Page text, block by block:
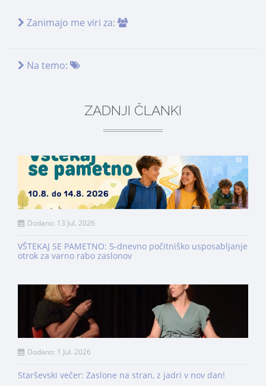
Zanimajo me viri za:
Na temo:
ZADNJI ČLANKI
Dodano: 13 Jul. 2026
VŠTEKAJ SE PAMETNO: 5-dnevno počitniško usposabljanje
otrok za varno rabo zaslonov
Dodano: 1 Jul. 2026
Starševski večer: Zaslone na stran, z jadri v nov dan!